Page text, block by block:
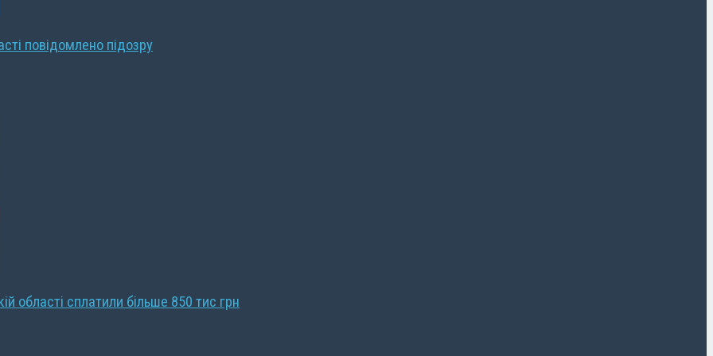
повідомлено підозру
області сплатили більше 850 тис грн